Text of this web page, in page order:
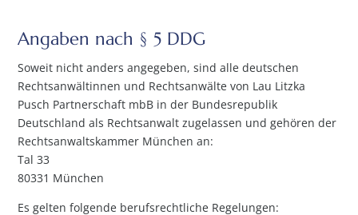
Angaben nach § 5 DDG
Soweit nicht anders angegeben, sind alle deutschen
Rechtsanwältinnen und Rechtsanwälte von Lau Litzka
Pusch Partnerschaft mbB in der Bundesrepublik
Deutschland als Rechtsanwalt zugelassen und gehören der
Rechtsanwaltskammer München an:
Tal 33
80331 München
Es gelten folgende berufsrechtliche Regelungen: